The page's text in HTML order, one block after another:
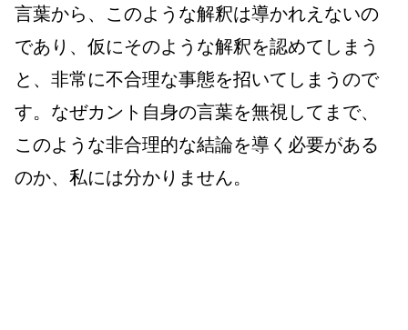
言葉から、このような解釈は導かれえないの
であり、仮にそのような解釈を認めてしまう
と、非常に不合理な事態を招いてしまうので
す。なぜカント自身の言葉を無視してまで、
このような非合理的な結論を導く必要がある
のか、私には分かりません。